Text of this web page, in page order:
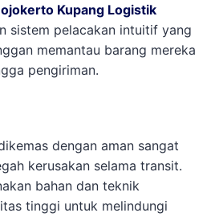
Kupang Logistik
sistem pelacakan intuitif yang
memantau barang mereka
pengiriman.
dengan aman sangat
kerusakan selama transit.
bahan dan teknik
tinggi untuk melindungi